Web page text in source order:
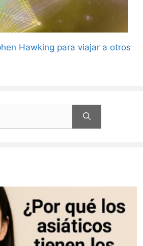
Hawking para viajar a otros